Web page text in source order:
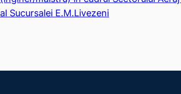
al Sucursalei E.M.Livezeni